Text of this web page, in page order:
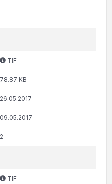
TIF
78.87 KB
26.05.2017
09.05.2017
2
TIF